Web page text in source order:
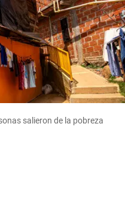
salieron de la pobreza